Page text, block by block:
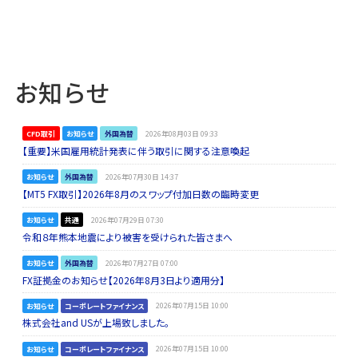
お知らせ
CFD取引 お知らせ 外国為替 2026年08月03日 09:33
【重要】米国雇用統計発表に伴う取引に関する注意喚起
お知らせ 外国為替 2026年07月30日 14:37
【MT5 FX取引】2026年8月のスワップ付加日数の臨時変更
お知らせ 共通 2026年07月29日 07:30
令和８年熊本地震により被害を受けられた皆さまへ
お知らせ 外国為替 2026年07月27日 07:00
FX証拠金のお知らせ【2026年8月3日より適用分】
お知らせ コーポレートファイナンス 2026年07月15日 10:00
株式会社and USが上場致しました。
お知らせ コーポレートファイナンス 2026年07月15日 10:00